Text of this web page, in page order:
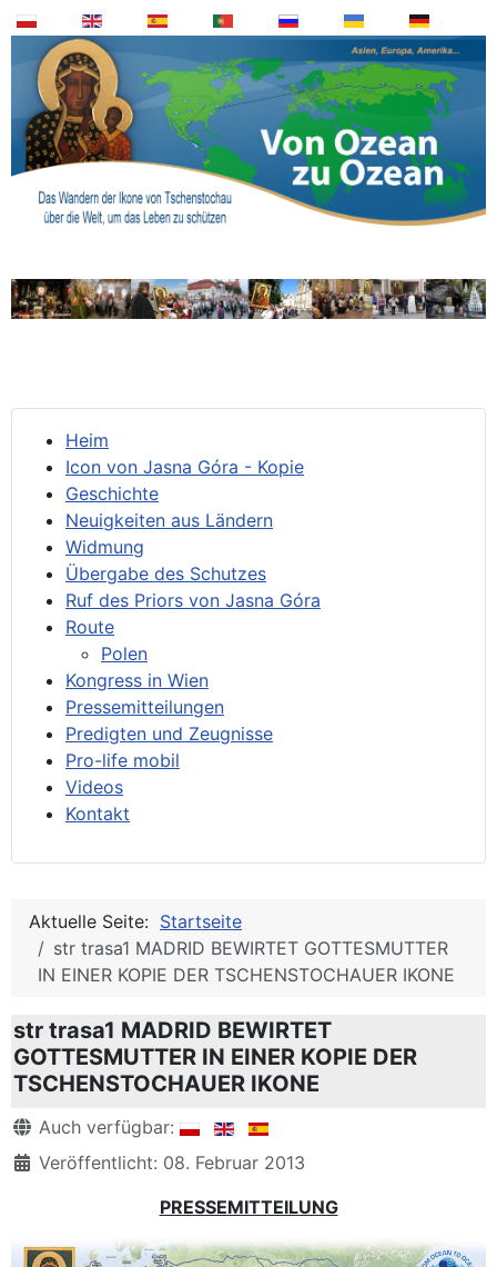
Heim
Icon von Jasna Góra - Kopie
Geschichte
Neuigkeiten aus Ländern
Widmung
Übergabe des Schutzes
Ruf des Priors von Jasna Góra
Route
Polen
Kongress in Wien
Pressemitteilungen
Predigten und Zeugnisse
Pro-life mobil
Videos
Kontakt
Aktuelle Seite: Startseite
str trasa1 MADRID BEWIRTET GOTTESMUTTER
IN EINER KOPIE DER TSCHENSTOCHAUER IKONE
str trasa1 MADRID BEWIRTET
GOTTESMUTTER IN EINER KOPIE DER
TSCHENSTOCHAUER IKONE
DetailsAuch verfügbar:
Veröffentlicht: 08. Februar 2013
PRESSEMITTEILUNG